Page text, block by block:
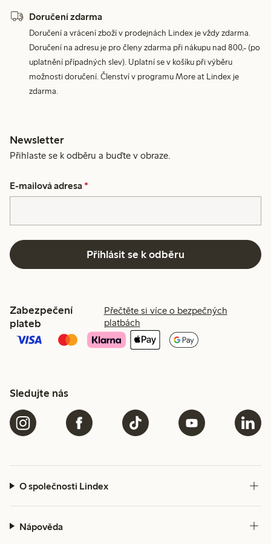
Doručení zdarma
Doručení a vrácení zboží v prodejnách Lindex je vždy zdarma.
Doručení na adresu je pro členy zdarma při nákupu nad 800,- (po
uplatnění případných slev). Uplatní se v košíku při výběru
možnosti doručení. Členství v programu More at Lindex je
zdarma.
Newsletter
Přihlaste se k odběru a buďte v obraze.
E-mailová adresa *
Přihlásit se k odběru
Zabezpečení
plateb
Přečtěte si více o bezpečných
platbách
Sledujte nás
O společnosti Lindex
Nápověda